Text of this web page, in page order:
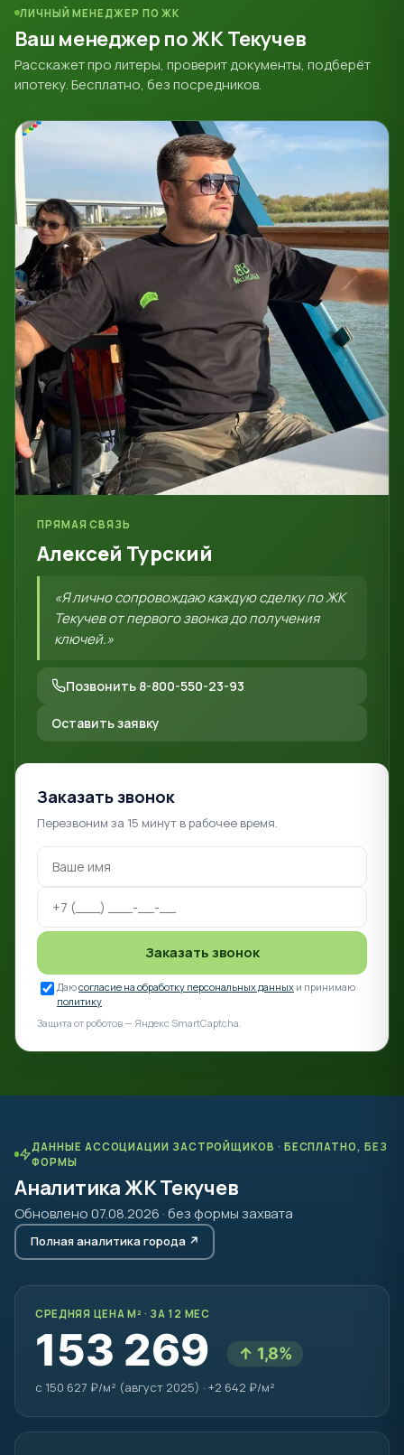
ЛИЧНЫЙ МЕНЕДЖЕР ПО ЖК
Ваш менеджер по ЖК Текучев
Расскажет про литеры, проверит документы, подберёт
ипотеку. Бесплатно, без посредников.
ПРЯМАЯ СВЯЗЬ
Алексей Турский
«Я лично сопровождаю каждую сделку по ЖК
Текучев от первого звонка до получения
ключей.»
Позвонить 8-800-550-23-93
Оставить заявку
Заказать звонок
Перезвоним за 15 минут в рабочее время.
Заказать звонок
Даюсогласие на обработку персональных данных и принимаю
политику
Защита от роботов — Яндекс SmartCaptcha.
ДАННЫЕ АССОЦИАЦИИ ЗАСТРОЙЩИКОВ · БЕСПЛАТНО, БЕЗ
ФОРМЫ
Аналитика ЖК Текучев
Обновлено 07.08.2026 · без формы захвата
Полная аналитика города ↗
СРЕДНЯЯ ЦЕНА М² · ЗА 12 МЕС
153 269 ↑ 1,8%
с 150 627 ₽/м² (август 2025) · +2 642 ₽/м²